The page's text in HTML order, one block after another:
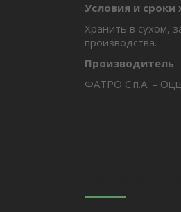
Условия и сроки
Хранить в сухом,
производства.
Производитель
ФАТРО С.п.А. –